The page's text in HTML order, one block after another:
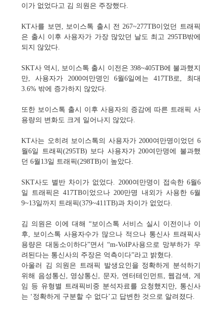
이가 없었다고 김 의원은 주장했다.
KT사를 보면, 보이스톡 출시 전 267~277TB이었던 트래픽
은 출시 이후 사용자가 가장 많았던 날도 최고 295TB밖에
되지 않았다.
SKT사 역시, 보이스톡 출시 이전은 398~405TB에 불과했지
만, 사용자가 2000여만명인 6월6일에는 417TB로, 최대
3.6% 밖에 증가하지 않았다.
또한 보이스톡 출시 이후 사용자의 증감에 따른 트래픽 사
용량의 변화도 크게 일어나지 않았다.
KT사는 오히려 보이스톡의 사용자가 2000여만명이었던 6
월6일 트래픽(295TB) 보다 사용자가 200여만명에 불과했
던 6월13일 트래픽(298TB)이 높았다.
SKT사도 별반 차이가 없었다. 2000여만명이 접속한 6월6
일 트래픽은 417TB이었으나 200만명 내외가 사용한 6월
9~13일까지 트래픽(379~411TB)과 차이가 없었다.
김 의원은 이에 대해 “보이스톡 서비스 실시 이전이나 이
후, 보이스톡 사용자수가 많으나 적으나 통신사 트래픽사
용량은 대동소이하다”면서 “m-VoIP사용으로 망부하가 우
려된다는 통신사의 주장은 억측이다”라고 밝혔다.
아울러 김 의원은 트래픽 발생요인을 정확하게 분석하기
위해 음성통신, 영상통신, 문자, 엔터테인먼트, 웹검색, 게
임 등 유형별 트래픽비중 분석자료를 요청했지만, 통신사
는 ‘정확하게 구분할 수 없다’고 답변한 것으로 알려졌다.